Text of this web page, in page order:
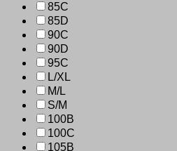
85C
85D
90C
90D
95C
L/XL
M/L
S/M
100B
100C
105B